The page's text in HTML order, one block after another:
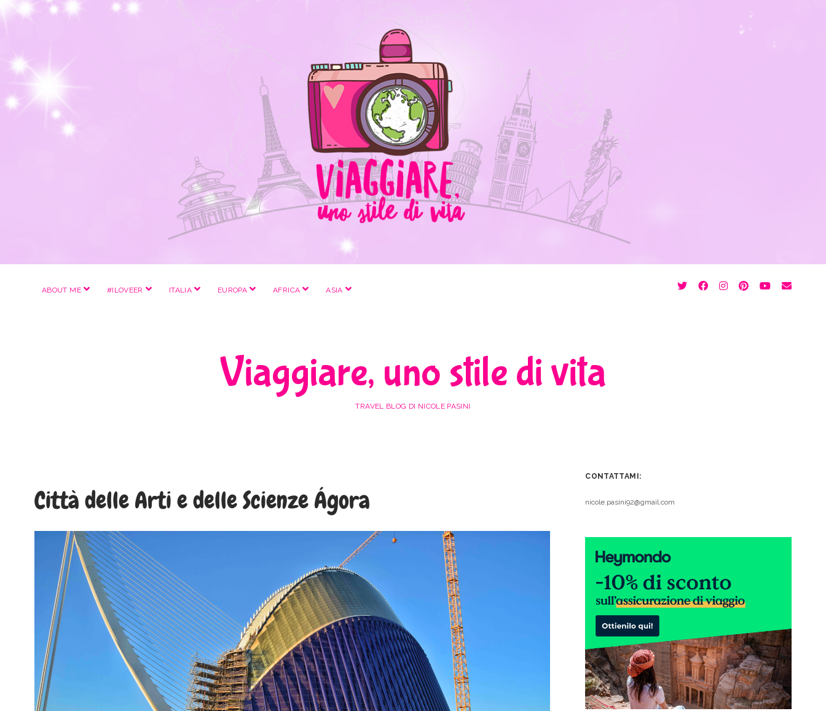
ABOUT ME apri
#ILOVEER apri
ITALIA apri
EUROPA apri
AFRICA apri
ASIA apri
twitterfacebookinstagram
pinterest
youtube
email
Viaggiare, uno stile di vita
TRAVEL BLOG DI NICOLE PASINI
Città delle Arti e delle Scienze Ágora
CONTATTAMI:
nicole.pasini92@gmail.com